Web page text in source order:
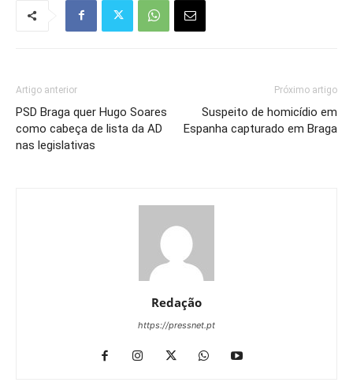
Artigo anterior
PSD Braga quer Hugo Soares
como cabeça de lista da AD
nas legislativas
Próximo artigo
Suspeito de homicídio em
Espanha capturado em Braga
Redação
https://pressnet.pt